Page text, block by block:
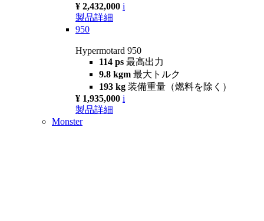
¥ 2,432,000 i
製品詳細
950
Hypermotard 950
114 ps 最高出力
9.8 kgm 最大トルク
193 kg 装備重量（燃料を除く）
¥ 1,935,000 i
製品詳細
Monster